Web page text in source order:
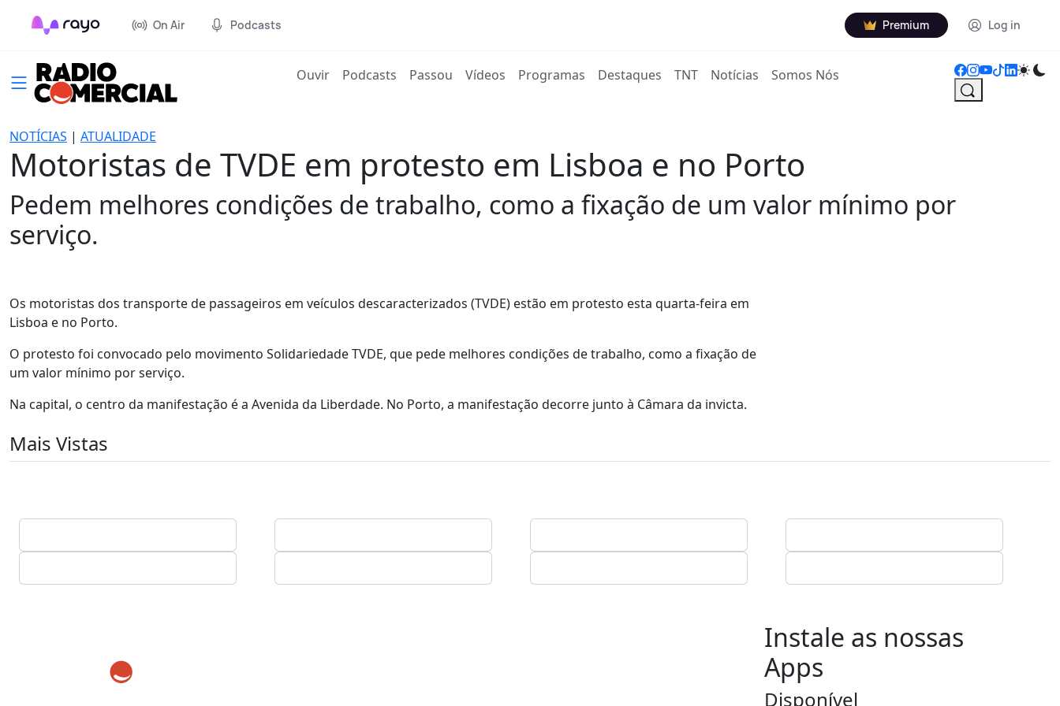
On Air Podcasts Premium Log in
Ouvir(current)
Podcasts Passou Vídeos Programas Destaques TNT Notícias Somos Nós
NOTÍCIAS | ATUALIDADE
Motoristas de TVDE em protesto em Lisboa e no Porto
Pedem melhores condições de trabalho, como a fixação de um valor mínimo por
serviço.
Os motoristas dos transporte de passageiros em veículos descaracterizados (TVDE) estão em protesto esta quarta-feira em
Lisboa e no Porto.
O protesto foi convocado pelo movimento Solidariedade TVDE, que pede melhores condições de trabalho, como a fixação de
um valor mínimo por serviço.
Na capital, o centro da manifestação é a Avenida da Liberdade. No Porto, a manifestação decorre junto à Câmara da invicta.
Mais Vistas
Instale as nossas
Apps
Disponível